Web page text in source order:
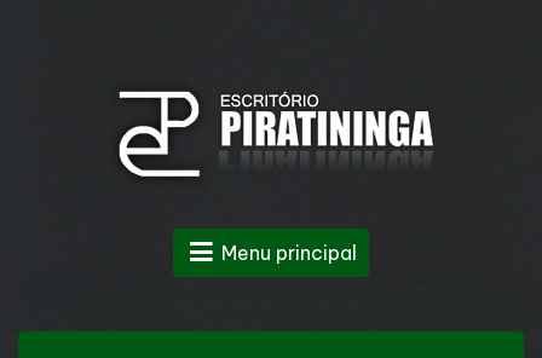
Menu principal